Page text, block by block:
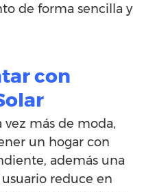
de forma sencilla y
con
vez más de moda,
un hogar con
además una
reduce en